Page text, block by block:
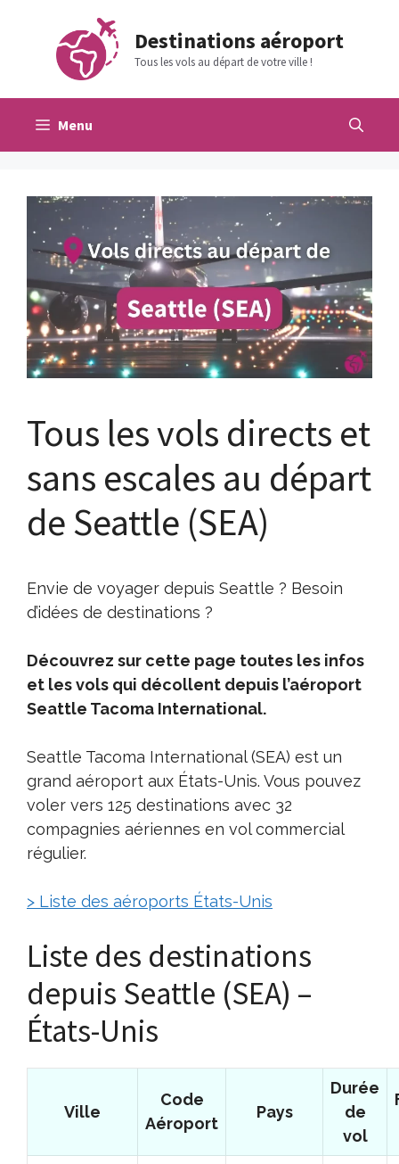
contenu
Destinations aéroport
Tous les vols au départ de votre ville !
Menu
Tous les vols directs et
sans escales au départ
de Seattle (SEA)
Envie de voyager depuis Seattle ? Besoin
d’idées de destinations ?
Découvrez sur cette page toutes les infos
et les vols qui décollent depuis l’aéroport
Seattle Tacoma International.
Seattle Tacoma International (SEA) est un
grand aéroport aux États-Unis. Vous pouvez
voler vers 125 destinations avec 32
compagnies aériennes en vol commercial
régulier.
> Liste des aéroports États-Unis
Liste des destinations
depuis Seattle (SEA) –
États-Unis
Ville
Code
Aéroport
Pays
Durée
de
vol